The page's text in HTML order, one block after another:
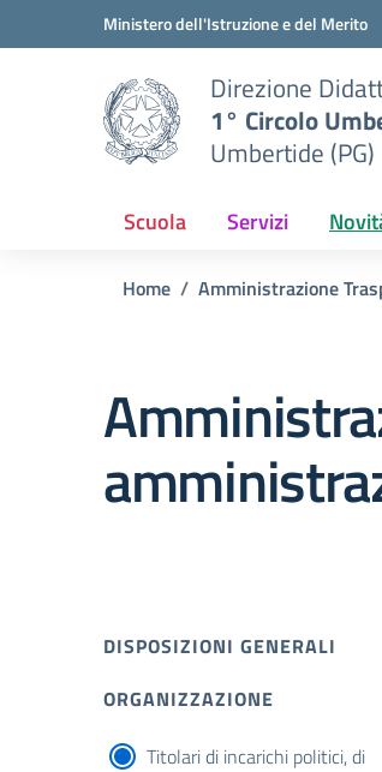
Vai ai contenuti
Vai al menu di navigazioneMinistero dell'Istruzione e del Merito
Direzione
1° Circolo
Umbertide (PG)
Scuola Servizi
Home Amministrazione
DISPOSIZIONI GENERALI
ORGANIZZAZIONE
Titolari di incarichi politici, di